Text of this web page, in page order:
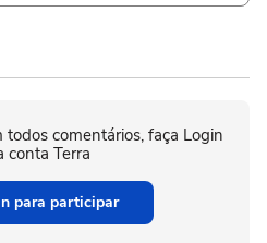
comentários, faça Login
conta Terra
para participar